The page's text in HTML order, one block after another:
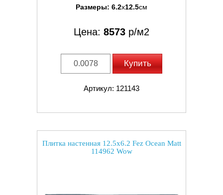
Размеры: 6.2x12.5см
Цена: 8573 р/м2
Купить
Артикул: 121143
Плитка настенная 12.5x6.2 Fez Ocean Matt
114962 Wow